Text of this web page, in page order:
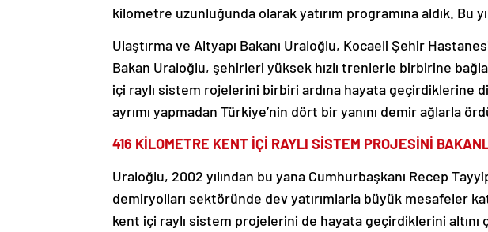
kilometre uzunluğunda olarak yatırım programına aldık. Bu
Ulaştırma ve Altyapı Bakanı Uraloğlu, Kocaeli Şehir
Bakan Uraloğlu, şehirleri yüksek hızlı trenlerle birbirine
içi raylı sistem rojelerini birbiri ardına hayata geçirdiklerine
ayrımı yapmadan Türkiye’nin dört bir yanını demir ağlarla
416 KİLOMETRE KENT İÇİ RAYLI SİSTEM PROJESİNİ
Uraloğlu, 2002 yılından bu yana Cumhurbaşkanı Recep
demiryolları sektöründe dev yatırımlarla büyük mesafeler
kent içi raylı sistem projelerini de hayata geçirdiklerini altını